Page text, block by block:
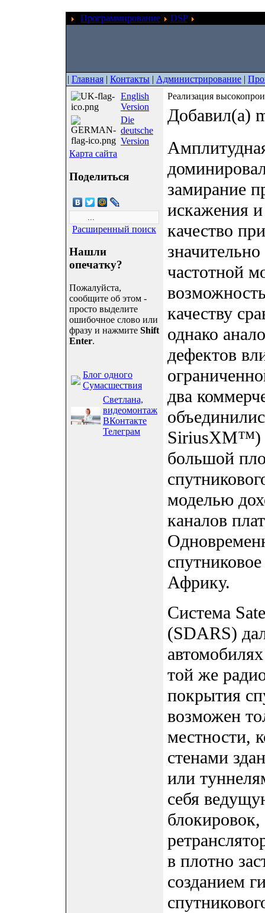
Программирование DSP
| Главная | Контакты | Администрирование |
English
Version
Die
deutsche
Version
Карта сайта
Поделиться
Расширенный поиск
Нашли
опечатку?
Пожалуйста,
сообщите об этом -
просто выделите
ошибочное слово или
фразу и нажмите Shift
Enter.
Блог одного
Сумасшествия
Светлана,
видеомонтаж
ВКонтакте
Телеграм
Реализация
Добавил(а)
замирание
искажения
качество
частотной
качеству
однако
дефектов
два
SiriusXM™)
большой
моделью
каналов
Африку.
Система
(SDARS)
той же
покрытия
возможен
местности,
стенами
или
себя
блокировок,
в плотно
созданием